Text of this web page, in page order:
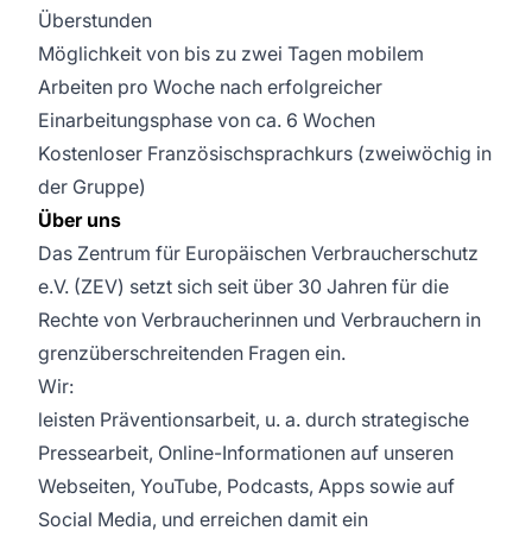
Überstunden
Möglichkeit von bis zu zwei Tagen mobilem
Arbeiten pro Woche nach erfolgreicher
Einarbeitungsphase von ca. 6 Wochen
Kostenloser Französischsprachkurs (zweiwöchig in
der Gruppe)
Über uns
Das Zentrum für Europäischen Verbraucherschutz
e.V. (ZEV) setzt sich seit über 30 Jahren für die
Rechte von Verbraucherinnen und Verbrauchern in
grenzüberschreitenden Fragen ein.
Wir:
leisten Präventionsarbeit, u. a. durch strategische
Pressearbeit, Online-Informationen auf unseren
Webseiten, YouTube, Podcasts, Apps sowie auf
Social Media, und erreichen damit ein